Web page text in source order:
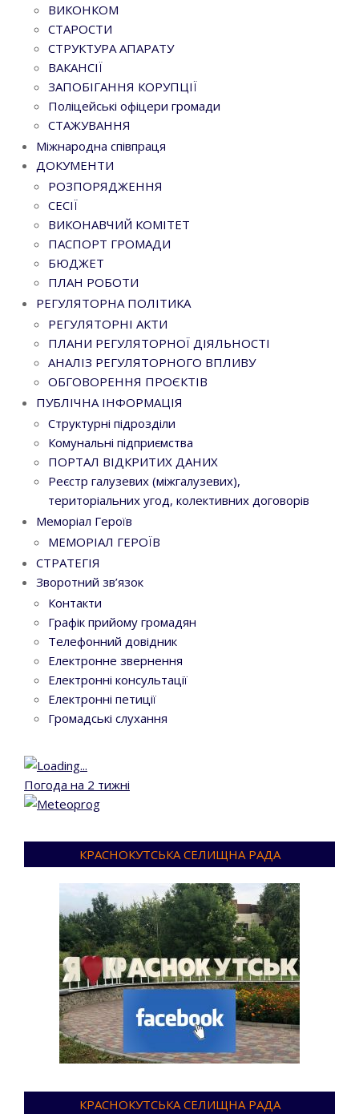
ВИКОНКОМ
СТАРОСТИ
СТРУКТУРА АПАРАТУ
ВАКАНСІЇ
ЗАПОБІГАННЯ КОРУПЦІЇ
Поліцейські офіцери громади
СТАЖУВАННЯ
Міжнародна співпраця
ДОКУМЕНТИ
РОЗПОРЯДЖЕННЯ
СЕСІЇ
ВИКОНАВЧИЙ КОМІТЕТ
ПАСПОРТ ГРОМАДИ
БЮДЖЕТ
ПЛАН РОБОТИ
РЕГУЛЯТОРНА ПОЛІТИКА
РЕГУЛЯТОРНІ АКТИ
ПЛАНИ РЕГУЛЯТОРНОЇ ДІЯЛЬНОСТІ
АНАЛІЗ РЕГУЛЯТОРНОГО ВПЛИВУ
ОБГОВОРЕННЯ ПРОЄКТІВ
ПУБЛІЧНА ІНФОРМАЦІЯ
Структурні підрозділи
Комунальні підприємства
ПОРТАЛ ВІДКРИТИХ ДАНИХ
Реєстр галузевих (міжгалузевих),
територіальних угод, колективних договорів
Меморіал Героїв
МЕМОРІАЛ ГЕРОЇВ
СТРАТЕГІЯ
Зворотний зв’язок
Контакти
Графік прийому громадян
Телефонний довідник
Електронне звернення
Електронні консультації
Електронні петиції
Громадські слухання
Погода на 2 тижні
КРАСНОКУТСЬКА СЕЛИЩНА РАДА
КРАСНОКУТСЬКА СЕЛИЩНА РАДА